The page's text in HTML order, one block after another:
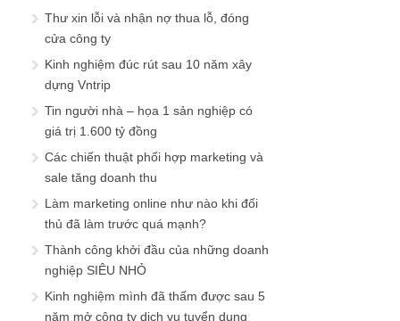
Thư xin lỗi và nhận nợ thua lỗ, đóng
cửa công ty
Kinh nghiệm đúc rút sau 10 năm xây
dựng Vntrip
Tin người nhà – họa 1 sản nghiệp có
giá trị 1.600 tỷ đồng
Các chiến thuật phối hợp marketing và
sale tăng doanh thu
Làm marketing online như nào khi đối
thủ đã làm trước quá mạnh?
Thành công khởi đầu của những doanh
nghiệp SIÊU NHỎ
Kinh nghiệm mình đã thấm được sau 5
năm mở công ty dịch vụ tuyển dụng